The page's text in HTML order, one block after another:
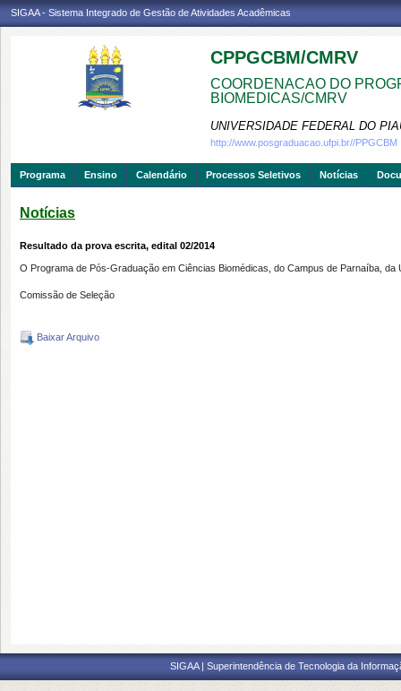
SIGAA - Sistema Integrado de Gestão de Atividades Acadêmicas
CPPGCBM/CMRV
COORDENACAO DO
BIOMEDICAS/CMRV
UNIVERSIDADE FEDERAL DO
http://www.posgraduacao.ufpi.br//PPGCBM
Programa Ensino Calendário Processos Seletivos Notícias
Notícias
Resultado da prova escrita, edital 02/2014
O Programa de Pós-Graduação em Ciências Biomédicas, do Campus de Parnaíba,
Comissão de Seleção
Baixar Arquivo
SIGAA | Superintendência de Tecnologia da